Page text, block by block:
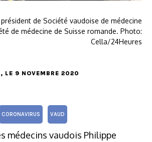
de Société vaudoise de médecine
de médecine de Suisse romande. Photo:
Cella/24Heures
, LE 9 NOVEMBRE 2020
CORONAVIRUS VAUD
médecins vaudois Philippe